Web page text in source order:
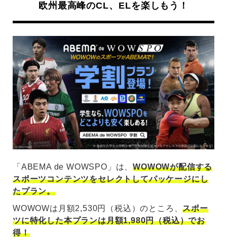
欧州最高峰のCL、ELを楽しもう！
「ABEMA de WOWSPO」は、WOWOWが配信する
スポーツコンテンツをセレクトしてパッケージにし
たプラン。
WOWOWは月額2,530円（税込）のところ、スポー
ツに特化した本プランは月額1,980円（税込）でお
得！